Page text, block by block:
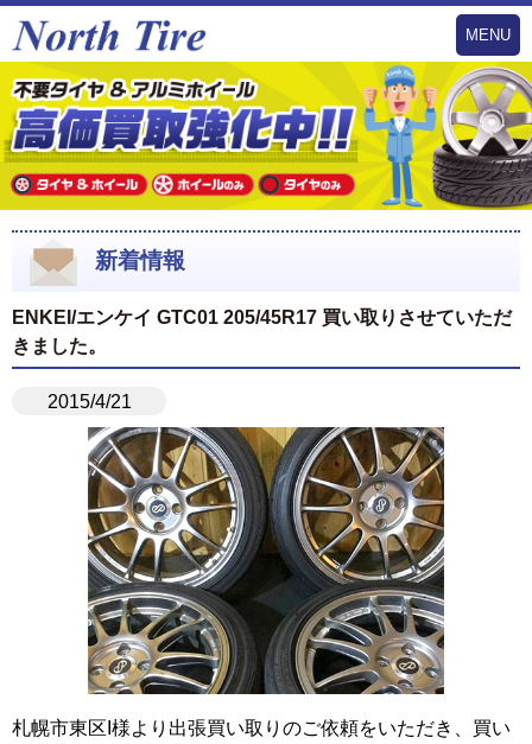
MENU
新着情報
ENKEI/エンケイ GTC01 205/45R17 買い取りさせていただ
きました。
2015/4/21
札幌市東区I様より出張買い取りのご依頼をいただき、買い